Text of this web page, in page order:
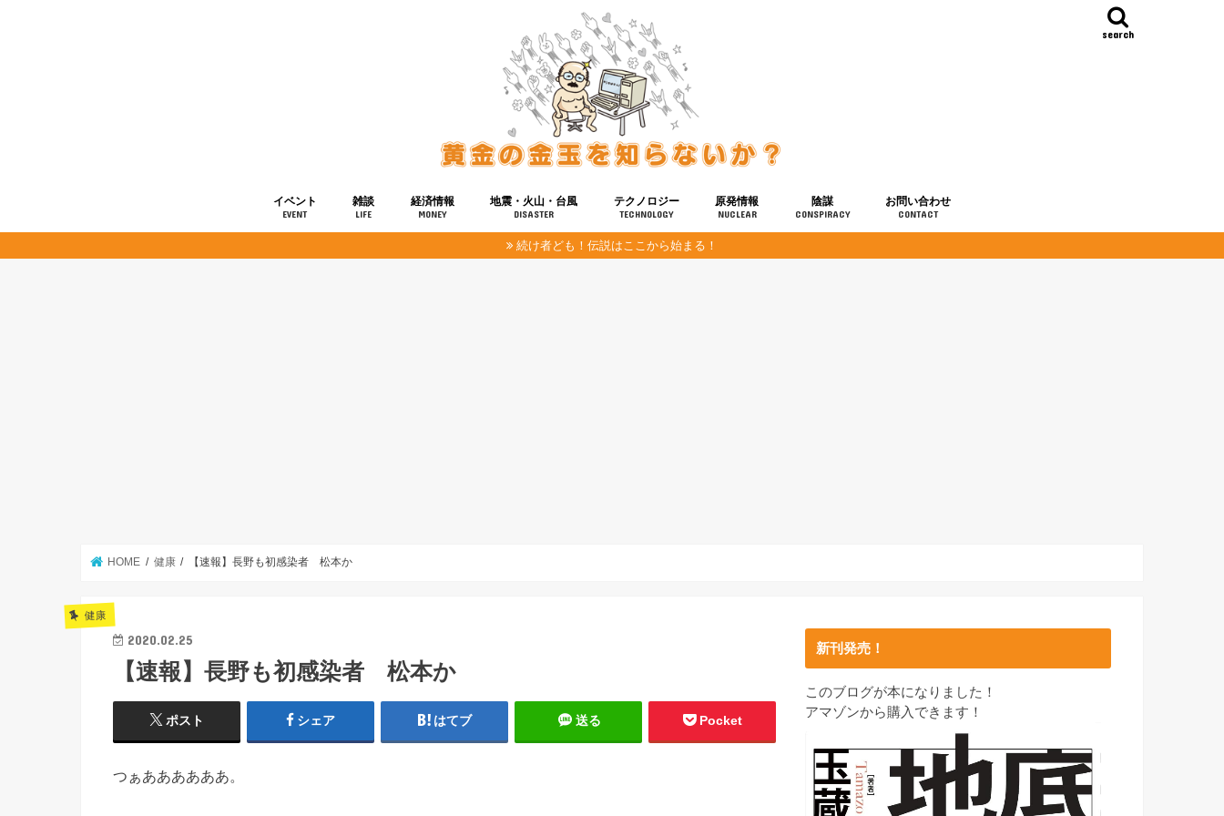
search
イベント
EVENT
雑談
LIFE
経済情報
MONEY
地震・火山・台風
DISASTER
テクノロジー
TECHNOLOGY
健康
宇宙
原発情報
NUCLEAR
陰謀
CONSPIRACY
お問い合わせ
CONTACT
続け者ども！伝説はここから始まる！
HOME 健康 【速報】長野も初感染者 松本か
健康
2020.02.25
【速報】長野も初感染者 松本か
ポスト シェア はてブ 送る Pocket
つぁああああああ。
新刊発売！
このブログが本になりました！
アマゾンから購入できます！